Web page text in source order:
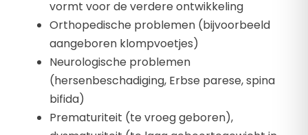
vormt voor de verdere ontwikkeling
Orthopedische problemen (bijvoorbeeld
aangeboren klompvoetjes)
Neurologische problemen
(hersenbeschadiging, Erbse parese, spina
bifida)
Prematuriteit (te vroeg geboren),